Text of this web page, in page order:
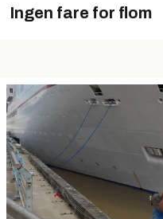
Ingen fare for flom